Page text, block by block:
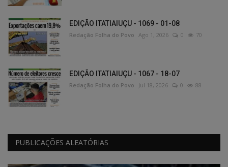
EDIÇÃO ITATIAIUÇU - 1069 - 01-08
Redação Folha do Povo Ago 1, 2026 0 70
EDIÇÃO ITATIAIUÇU - 1067 - 18-07
Redação Folha do Povo Jul 18, 2026 0 88
PUBLICAÇÕES ALEATÓRIAS